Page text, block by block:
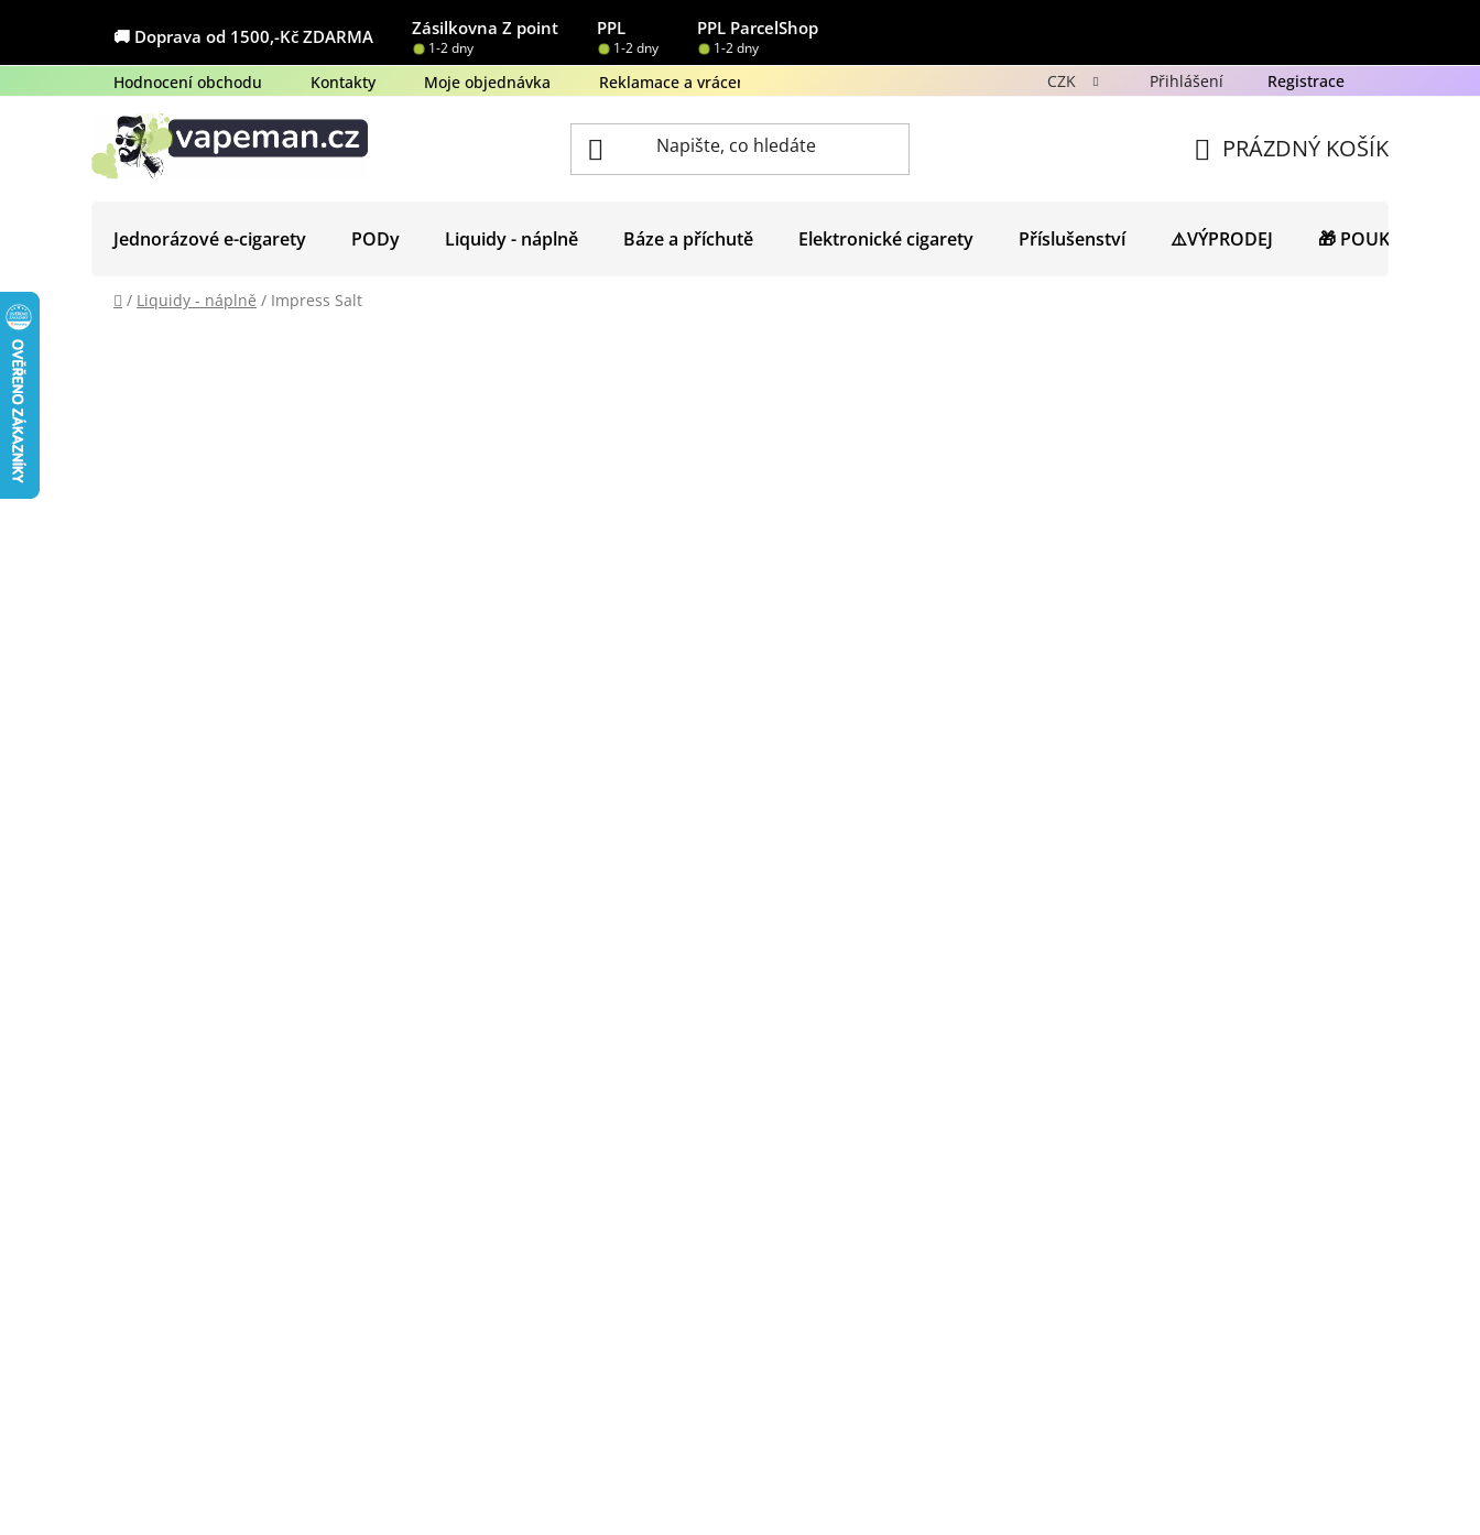
obsah
🚚 Doprava od 1500,-Kč ZDARMA Zásilkovna Z point PPL PPL ParcelShop
1-2 dny 1-2 dny 1-2 dny
Hodnocení obchodu Kontakty Moje objednávka Reklamace a vrácení zboží Ochrana osobních údajů GDPR Novinky
CZK Přihlášení Registrace
KOŠÍK
PRÁZDNÝ KOŠÍK
Jednorázové e-cigarety PODy Liquidy - náplně Báze a příchutě Elektronické cigarety Příslušenství ⚠️VÝPRODEJ 🎁 POUKAZY
Domů
/ Liquidy - náplně / Impress Salt